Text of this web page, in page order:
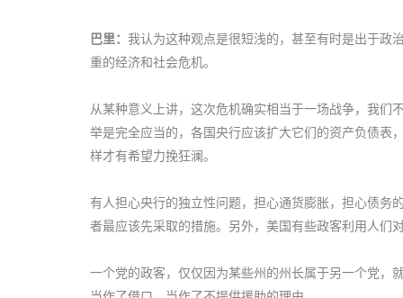
巴里： 我认为这种观点是很短浅的，甚至有时是出于政
重的经济和社会危机。
从某种意义上讲，这次危机确实相当于一场战争，我们
举是完全应当的，各国央行应该扩大它们的资产负债表
样才有希望力挽狂澜。
有人担心央行的独立性问题，担心通货膨胀，担心债务
者最应该先采取的措施。另外，美国有些政客利用人们
一个党的政客，仅仅因为某些州的州长属于另一个党，